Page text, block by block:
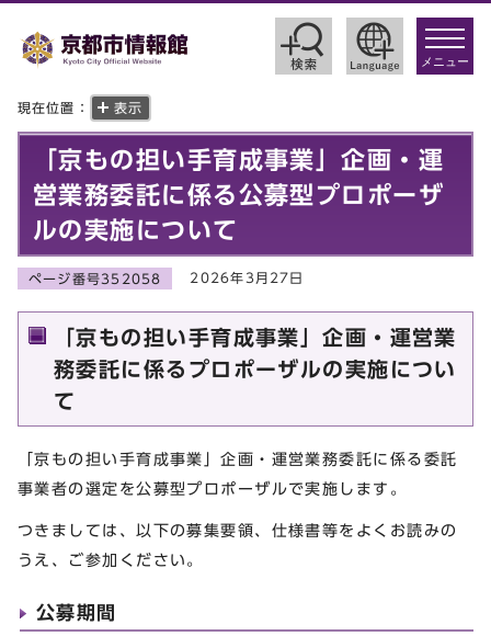
toggle
メニュー
現在位置： 表示
「京もの担い手育成事業」企画・運
営業務委託に係る公募型プロポーザ
ルの実施について
ページ番号352058 2026年3月27日
「京もの担い手育成事業」企画・運営業
務委託に係るプロポーザルの実施につい
て
「京もの担い手育成事業」企画・運営業務委託に係る委託
事業者の選定を公募型プロポーザルで実施します。
つきましては、以下の募集要領、仕様書等をよくお読みの
うえ、ご参加ください。
公募期間